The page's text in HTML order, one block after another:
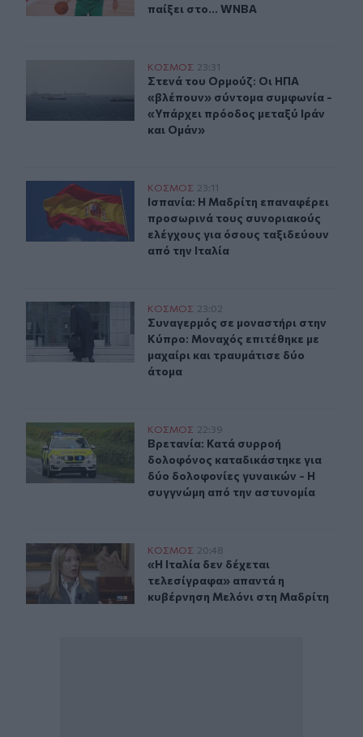
παίξει στο... WNBA
Στενά του Ορμούζ: Οι ΗΠΑ «βλέπουν» σύντομα
ΚΟΣΜΟΣ 23:31
Στενά του Ορμούζ: Οι ΗΠΑ
Στενά του Ορμούζ: Οι ΗΠΑ
«βλέπουν» σύντομα συμφωνία -
«Υπάρχει πρόοδος μεταξύ Ιράν
και Ομάν»
Ισπανία: Η Μαδρίτη επαναφέρει προσωρινά τους
ΚΟΣΜΟΣ 23:11
Ισπανία: Η Μαδρίτη επαναφέρει
Ισπανία: Η Μαδρίτη επαναφέρει
προσωρινά τους συνοριακούς
ελέγχους για όσους ταξιδεύουν
από την Ιταλία
Συναγερμός σε μοναστήρι στην Κύπρο: Μοναχός
ΚΟΣΜΟΣ 23:02
Συναγερμός σε μοναστήρι στην
Συναγερμός σε μοναστήρι στην
Κύπρο: Μοναχός επιτέθηκε με
μαχαίρι και τραυμάτισε δύο
άτομα
Βρετανία: Κατά συρροή δολοφόνος καταδικάστηκε
ΚΟΣΜΟΣ 22:39
Βρετανία: Κατά συρροή
Βρετανία: Κατά συρροή
δολοφόνος καταδικάστηκε για
δύο δολοφονίες γυναικών - Η
συγγνώμη από την αστυνομία
«Η Ιταλία δεν δέχεται τελεσίγραφα» απαντά η
ΚΟΣΜΟΣ 20:48
«Η Ιταλία δεν δέχεται
«Η Ιταλία δεν δέχεται
τελεσίγραφα» απαντά η
κυβέρνηση Μελόνι στη Μαδρίτη